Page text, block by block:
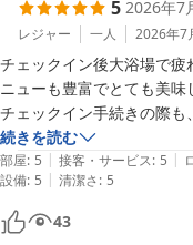
5 2026年7
レジャー 一人 2026年7
チェックイン後大浴場で
ニューも豊富でとても美味
チェックイン手続きの際も
続きを読む
部屋: 5 | 接客・サービス: 5 |
設備: 5 | 清潔さ: 5
43